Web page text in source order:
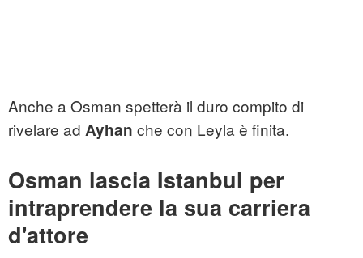
Anche a Osman spetterà il duro compito di
rivelare ad Ayhan che con Leyla è finita.
Osman lascia Istanbul per
intraprendere la sua carriera
d'attore